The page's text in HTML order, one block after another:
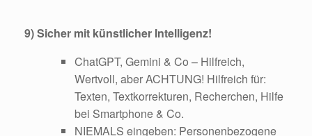
9) Sicher mit künstlicher Intelligenz!
ChatGPT, Gemini & Co – Hilfreich,
Wertvoll, aber ACHTUNG! Hilfreich für:
Texten, Textkorrekturen, Recherchen, Hilfe
bei Smartphone & Co.
NIEMALS eingeben: Personenbezogene